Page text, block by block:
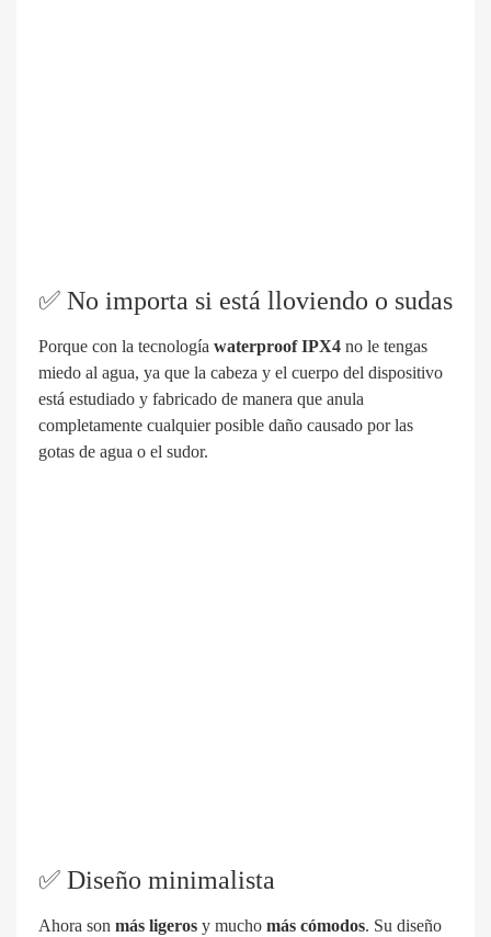
✅ No importa si está lloviendo o sudas
Porque con la tecnología waterproof IPX4 no le tengas
miedo al agua, ya que la cabeza y el cuerpo del dispositivo
está estudiado y fabricado de manera que anula
completamente cualquier posible daño causado por las
gotas de agua o el sudor.
✅ Diseño minimalista
Ahora son más ligeros y mucho más cómodos. Su diseño